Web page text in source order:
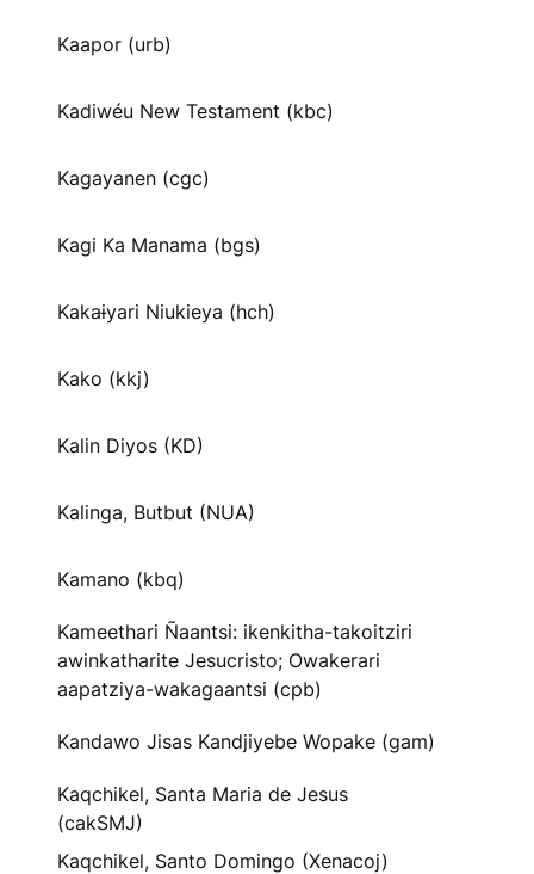
Kaapor (urb)
Kadiwéu New Testament (kbc)
Kagayanen (cgc)
Kagi Ka Manama (bgs)
Kakaɨyari Niukieya (hch)
Kako (kkj)
Kalin Diyos (KD)
Kalinga, Butbut (NUA)
Kamano (kbq)
Kameethari Ñaantsi: ikenkitha-takoitziri
awinkatharite Jesucristo; Owakerari
aapatziya-wakagaantsi (cpb)
Kandawo Jisas Kandjiyebe Wopake (gam)
Kaqchikel, Santa Maria de Jesus
(cakSMJ)
Kaqchikel, Santo Domingo (Xenacoj)